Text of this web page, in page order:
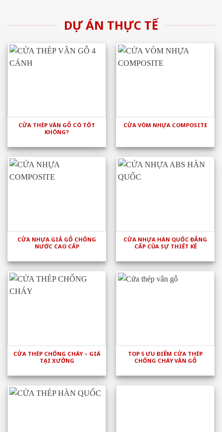
DỰ ÁN THỰC TẾ
CỬA THÉP VÂN GỖ CÓ TỐT
KHÔNG?
CỬA VÒM NHỰA COMPOSITE
CỬA NHỰA GIẢ GỖ CHỐNG
NƯỚC CAO CẤP
CỬA NHỰA HÀN QUỐC ĐẲNG
CẤP CỦA SỰ THIẾT KẾ
CỬA THÉP CHỐNG CHÁY – GIÁ
TẠI XƯỞNG
TOP 5 ƯU ĐIỂM CỬA THÉP
CHỐNG CHÁY VÂN GỖ